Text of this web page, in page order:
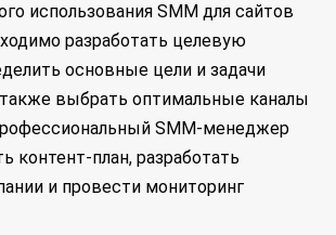
использования SMM для сайтов
разработать целевую
основные цели и задачи
выбрать оптимальные каналы
SMM-менеджер
контент-план, разработать
и провести мониторинг